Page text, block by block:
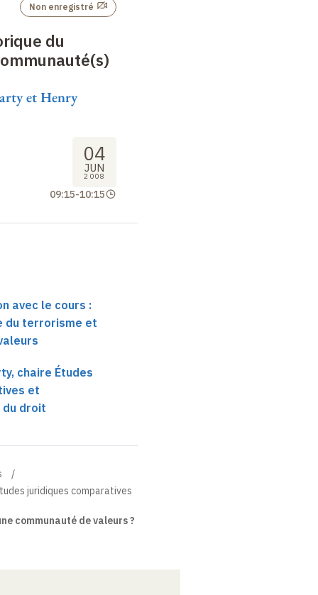
du
et Henry
Non enregistré
04
JUN
2008
09:15-10:15
avec le cours :
du terrorisme et
chaire Études
et
droit
juridiques comparatives
communauté de valeurs ?